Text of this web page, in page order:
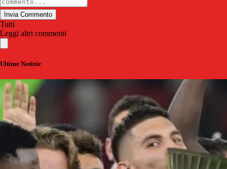
Invia Commento
Tutti
Leggi altri commenti
Ultime Notizie